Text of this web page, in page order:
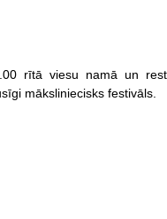
rītā viesu namā un
māksliniecisks festivāls.